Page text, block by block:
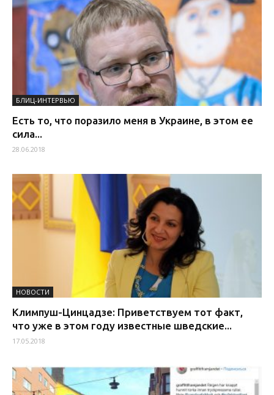
БЛИЦ-ИНТЕРВЬЮ
Есть то, что поразило меня в Украине, в этом ее
сила...
28.06.2018
НОВОСТИ
Климпуш-Цинцадзе: Приветствуем тот факт,
что уже в этом году известные шведские...
17.05.2018